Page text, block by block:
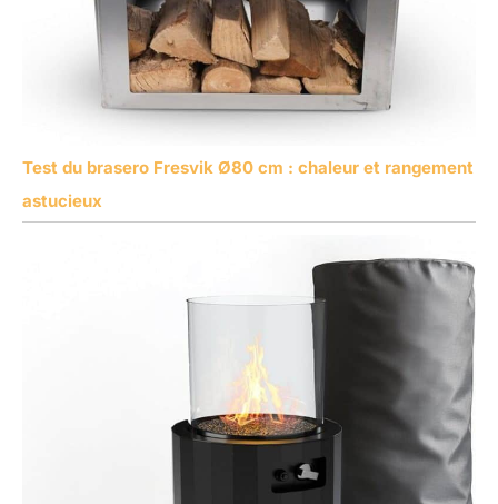
Test du brasero Fresvik Ø80 cm : chaleur et rangement
astucieux